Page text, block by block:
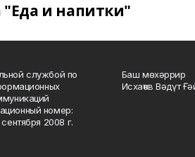
"Еда и напитки"
службой по
номер:
2008 г.
Баш мөхәррир
Исхаҡов Вәдүт